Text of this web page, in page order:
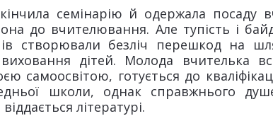
семінарію й одержала посаду
до вчителювання. Але тупість і
створювали безліч перешкод на
дітей. Молода вчителька
самоосвітою, готується до
школи, однак справжнього
літературі.